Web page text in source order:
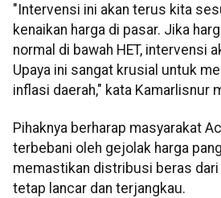
"Intervensi ini akan terus kita
kenaikan harga di pasar. Jika
normal di bawah HET, intervensi
Upaya ini sangat krusial untuk
inflasi daerah," kata Kamarlisnur
Pihaknya berharap masyarakat
terbebani oleh gejolak harga
memastikan distribusi beras
tetap lancar dan terjangkau.